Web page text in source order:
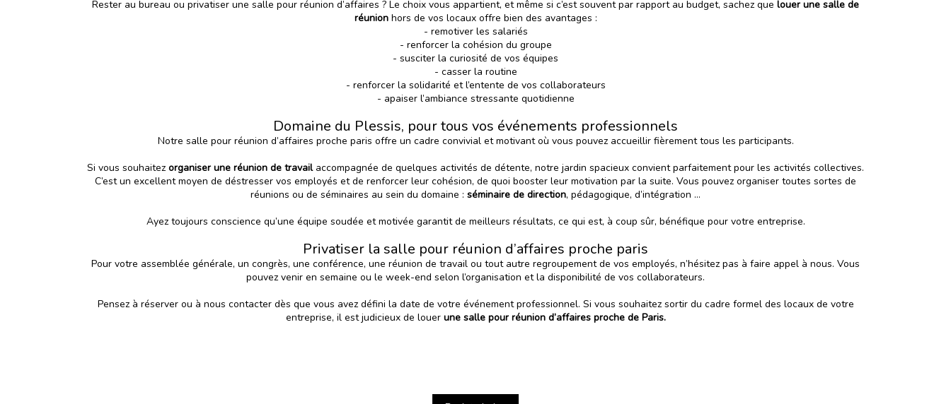
Rester au bureau ou privatiser une salle pour réunion d’affaires ? Le choix vous appartient, et même si c’est souvent par rapport au budget, sachez que louer une salle de
réunionhors de vos locaux offre bien des avantages :
- remotiver les salariés
- renforcer la cohésion du groupe
- susciter la curiosité de vos équipes
- casser la routine
- renforcer la solidarité et l’entente de vos collaborateurs
- apaiser l’ambiance stressante quotidienne
Domaine du Plessis, pour tous vos événements professionnels
Notre salle pour réunion d’affaires proche paris offre un cadre convivial et motivant où vous pouvez accueillir fièrement tous les participants.
Si vous souhaitez organiser une réunion de travailaccompagnée de quelques activités de détente, notre jardin spacieux convient parfaitement pour les activités collectives.
C’est un excellent moyen de déstresser vos employés et de renforcer leur cohésion, de quoi booster leur motivation par la suite. Vous pouvez organiser toutes sortes de
réunions ou de séminaires au sein du domaine : séminaire de direction, pédagogique, d’intégration …
Ayez toujours conscience qu’une équipe soudée et motivée garantit de meilleurs résultats, ce qui est, à coup sûr, bénéfique pour votre entreprise.
Privatiser la salle pour réunion d’affaires proche paris
Pour votre assemblée générale, un congrès, une conférence, une réunion de travail ou tout autre regroupement de vos employés, n’hésitez pas à faire appel à nous. Vous
pouvez venir en semaine ou le week-end selon l’organisation et la disponibilité de vos collaborateurs.
Pensez à réserver ou à nous contacter dès que vous avez défini la date de votre événement professionnel. Si vous souhaitez sortir du cadre formel des locaux de votre
entreprise, il est judicieux de louer une salle pour réunion d’affaires proche de Paris.